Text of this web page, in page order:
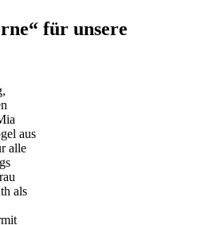
für unsere
aus
alle
als